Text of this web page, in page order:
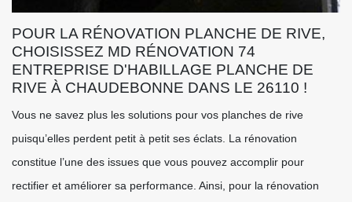
POUR LA RÉNOVATION PLANCHE DE RIVE,
CHOISISSEZ MD RÉNOVATION 74
ENTREPRISE D'HABILLAGE PLANCHE DE
RIVE À CHAUDEBONNE DANS LE 26110 !
Vous ne savez plus les solutions pour vos planches de rive
puisqu’elles perdent petit à petit ses éclats. La rénovation
constitue l’une des issues que vous pouvez accomplir pour
rectifier et améliorer sa performance. Ainsi, pour la rénovation